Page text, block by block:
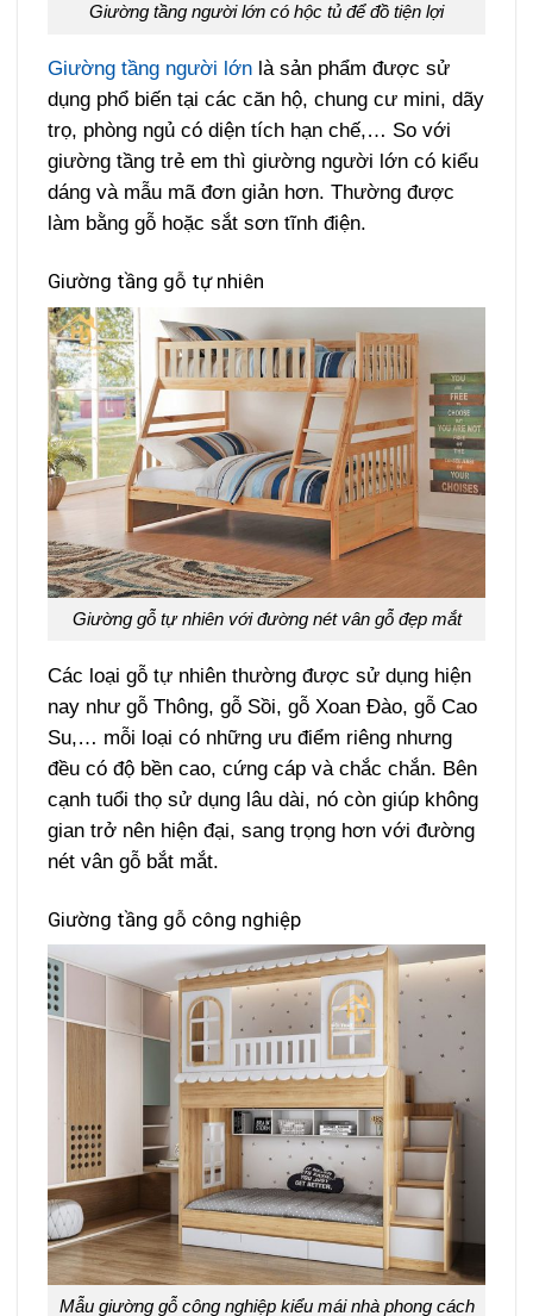
Giường tầng người lớn có hộc tủ để đồ tiện lợi
Giường tầng người lớn là sản phẩm được sử
dụng phổ biến tại các căn hộ, chung cư mini, dãy
trọ, phòng ngủ có diện tích hạn chế,… So với
giường tầng trẻ em thì giường người lớn có kiểu
dáng và mẫu mã đơn giản hơn. Thường được
làm bằng gỗ hoặc sắt sơn tĩnh điện.
Giường tầng gỗ tự nhiên
Giường gỗ tự nhiên với đường nét vân gỗ đẹp mắt
Các loại gỗ tự nhiên thường được sử dụng hiện
nay như gỗ Thông, gỗ Sồi, gỗ Xoan Đào, gỗ Cao
Su,… mỗi loại có những ưu điểm riêng nhưng
đều có độ bền cao, cứng cáp và chắc chắn. Bên
cạnh tuổi thọ sử dụng lâu dài, nó còn giúp không
gian trở nên hiện đại, sang trọng hơn với đường
nét vân gỗ bắt mắt.
Giường tầng gỗ công nghiệp
Mẫu giường gỗ công nghiệp kiểu mái nhà phong cách